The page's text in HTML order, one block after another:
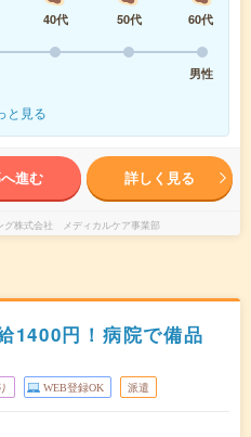
40代 50代
60代
男性
と見る
進む 詳しく見る
グ株式会社 メディカルケア事業部
1400円！病院で備品
WEB登録OK 派遣